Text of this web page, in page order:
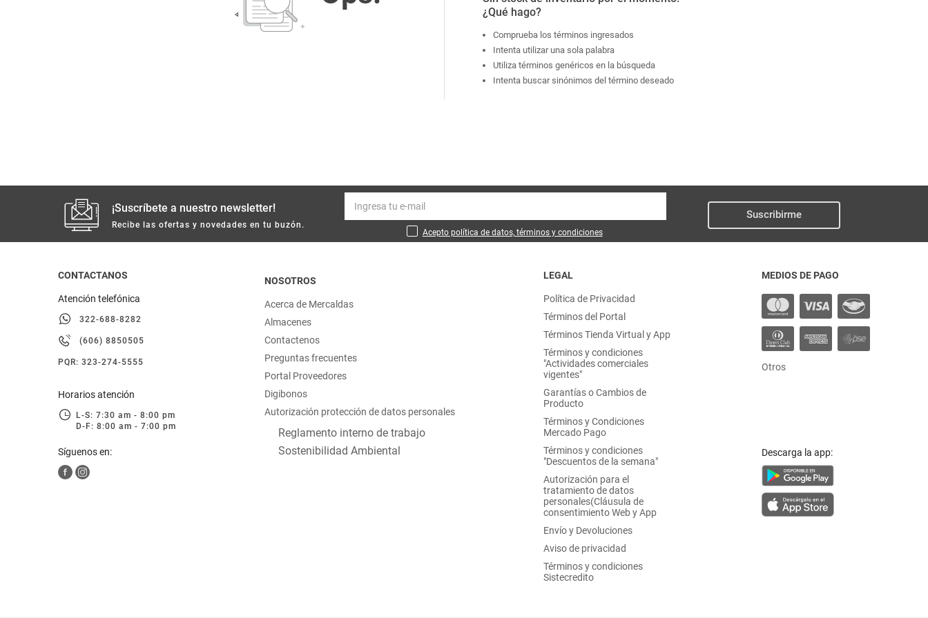
limpieza
cuidado personal
otros
hogar
tecnología
moda
juguetería
¿Qué hago?
Comprueba los términos ingresados
Intenta utilizar una sola palabra
Utiliza términos genéricos en la búsqueda
Intenta buscar sinónimos del término deseado
¡Suscríbete a nuestro newsletter!
Recibe las ofertas y novedades en tu buzón.
Acepto política de datos, términos y condiciones
Suscribirme
CONTACTANOS
Atención telefónica
322-688-8282
(606) 8850505
PQR: 323-274-5555
Horarios atención
L-S: 7:30 am - 8:00 pm
D-F: 8:00 am - 7:00 pm
Síguenos en:
NOSOTROS
Acerca de Mercaldas
Almacenes
Contactenos
Preguntas frecuentes
Portal Proveedores
Digibonos
Autorización protección de datos personales
Reglamento interno de trabajo
Sostenibilidad Ambiental
LEGAL
Política de Privacidad
Términos del Portal
Términos Tienda Virtual y App
Términos y condiciones
"Actividades comerciales
vigentes"
Garantías o Cambios de
Producto
Términos y Condiciones
Mercado Pago
Términos y condiciones
"Descuentos de la semana"
Autorización para el
tratamiento de datos
personales(Cláusula de
consentimiento Web y App
Envío y Devoluciones
Aviso de privacidad
Términos y condiciones
Sistecredito
MEDIOS DE PAGO
Otros
Descarga la app:
Mantequilla